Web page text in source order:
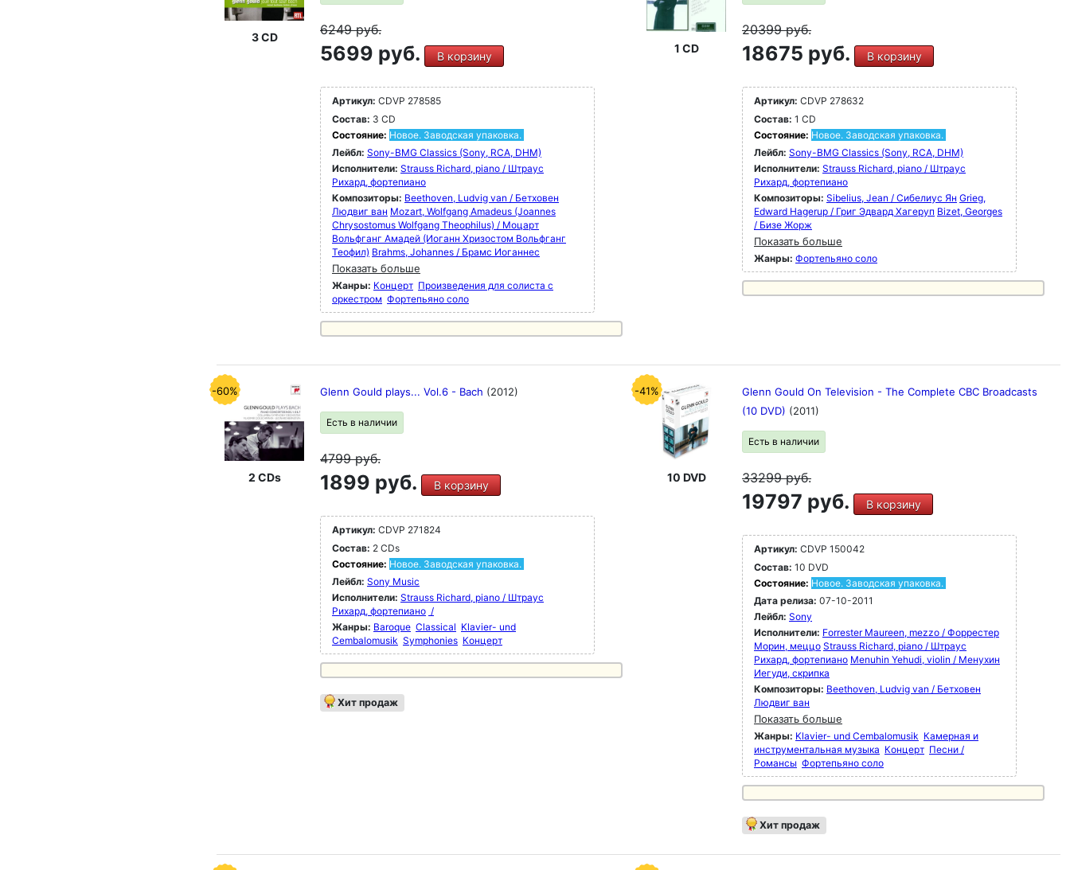
3 CD 6249руб.
5699 руб. В корзину
Артикул: CDVP 278585
Состав: 3 CD
Состояние: Новое. Заводская упаковка.
Лейбл: Sony-BMG Classics (Sony, RCA, DHM)
Исполнители: Strauss Richard, piano / Штраус
Рихард, фортепиано
Композиторы: Beethoven, Ludvig van / Бетховен
Людвиг ван Mozart, Wolfgang Amadeus (Joannes
Chrysostomus Wolfgang Theophilus) / Моцарт
Вольфганг Амадей (Иоганн Хризостом Вольфганг
Теофил) Brahms, Johannes / Брамс Иоганнес
Показать больше
Жанры: Концерт Произведения для солиста с
оркестром Фортепьяно соло
1 CD
20399руб.
18675 руб. В корзину
Артикул: CDVP 278632
Состав: 1 CD
Состояние: Новое. Заводская упаковка.
Лейбл: Sony-BMG Classics (Sony, RCA, DHM)
Исполнители: Strauss Richard, piano / Штраус
Рихард, фортепиано
Композиторы: Sibelius, Jean / Сибелиус Ян Grieg,
Edward Hagerup / Григ Эдвард Хагеруп Bizet, Georges
/ Бизе Жорж
Показать больше
Жанры: Фортепьяно соло
-60%
2 CDs
Glenn Gould plays... Vol.6 - Bach (2012)
Есть в наличии
4799руб.
1899 руб. В корзину
Артикул: CDVP 271824
Состав: 2 CDs
Состояние: Новое. Заводская упаковка.
Лейбл: Sony Music
Исполнители: Strauss Richard, piano / Штраус
Рихард, фортепиано /
Жанры: Baroque Classical Klavier- und
Cembalomusik Symphonies Концерт
Хит продаж
-41%
10 DVD
Glenn Gould On Television - The Complete CBC Broadcasts
(10 DVD) (2011)
Есть в наличии
33299руб.
19797 руб. В корзину
Артикул: CDVP 150042
Состав: 10 DVD
Состояние: Новое. Заводская упаковка.
Дата релиза: 07-10-2011
Лейбл: Sony
Исполнители: Forrester Maureen, mezzo / Форрестер
Морин, меццо Strauss Richard, piano / Штраус
Рихард, фортепиано Menuhin Yehudi, violin / Менухин
Иегуди, скрипка
Композиторы: Beethoven, Ludvig van / Бетховен
Людвиг ван
Показать больше
Жанры: Klavier- und Cembalomusik Камерная и
инструментальная музыка Концерт Песни /
Романсы Фортепьяно соло
Хит продаж